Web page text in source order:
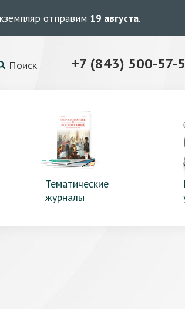
отправим 19 августа.
Поиск +7 (843) 500-57-
Тематические
журналы